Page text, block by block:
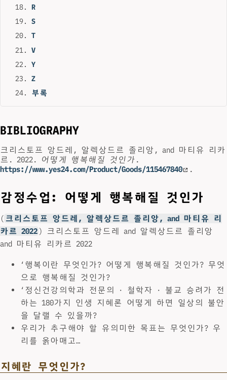
R
S
T
V
Y
Z
부록
BIBLIOGRAPHY
크리스토프 앙드레, 알렉상드르 졸리앙, and 마티유 리카
르. 2022.
어떻게 행복해질 것인가 .
https://www.yes24.com/Product/Goods/115467840
.
감정수업: 어떻게 행복해질 것인가
( 크리스토프 앙드레, 알렉상드르 졸리앙, and 마티유 리
카르 2022) 크리스토프 앙드레 and 알렉상드르 졸리앙
and 마티유 리카르 2022
‘행복이란 무엇인가? 어떻게 행복해질 것인가? 무엇
으로 행복해질 것인가?
‘정신건강의학과 전문의 · 철학자 · 불교 승려가 전
하는 180가지 인생 지혜론 어떻게 하면 일상의 불안
을 달랠 수 있을까?
우리가 추구해야 할 유의미한 목표는 무엇인가? 우
리를 옭아매고…
지혜란 무엇인가?